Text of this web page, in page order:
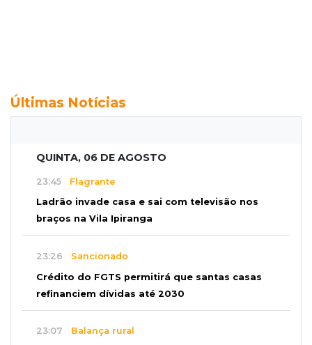
Últimas Notícias
QUINTA, 06 DE AGOSTO
23:45 Flagrante
Ladrão invade casa e sai com televisão nos
braços na Vila Ipiranga
23:26 Sancionado
Crédito do FGTS permitirá que santas casas
refinanciem dívidas até 2030
23:07 Balança rural